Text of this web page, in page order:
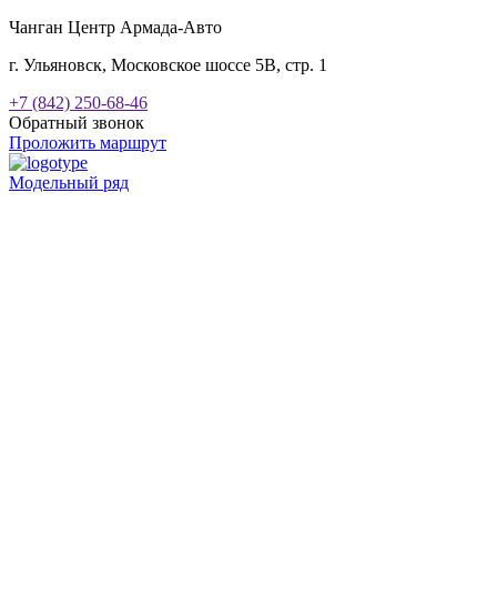
Чанган Центр Армада-Авто
г. Ульяновск, Московское шоссе 5В, стр. 1
+7 (842) 250-68-46
Обратный звонок
Проложить маршрут
Модельный ряд